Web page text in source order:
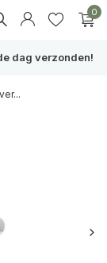
0
dag verzonden!